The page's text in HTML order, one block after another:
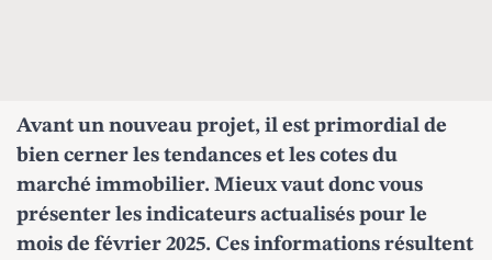
Avant un nouveau projet, il est primordial de
bien cerner les tendances et les cotes du
marché immobilier. Mieux vaut donc vous
présenter les indicateurs actualisés pour le
mois de février 2025. Ces informations résultent